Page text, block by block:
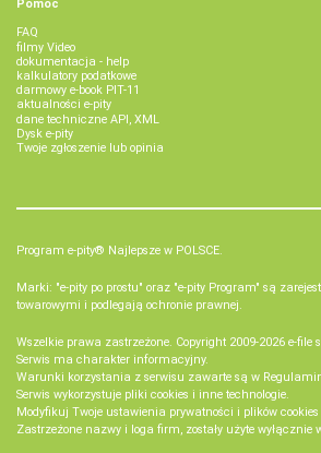
Pomoc
FAQ
filmy Video
dokumentacja - help
kalkulatory podatkowe
darmowy e-book PIT-11
aktualności e-pity
dane techniczne API, XML
Dysk e-pity
Twoje zgłoszenie lub opinia
Program e-pity® Najlepsze w POLSCE.
Marki: "e-pity po prostu" oraz "e-pity Program" są
towarowymi i podlegają ochronie prawnej.
Wszelkie prawa zastrzeżone. Copyright 2009-2026 e-file
Serwis ma charakter informacyjny.
Warunki korzystania z serwisu zawarte są w
Serwis wykorzystuje pliki cookies i inne technologie.
Modyfikuj Twoje ustawienia prywatności i plików cookies
Zastrzeżone nazwy i loga firm, zostały użyte wyłącznie